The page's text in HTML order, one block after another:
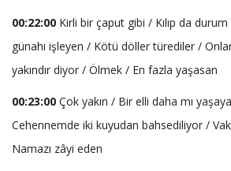
00:22:00 Kirli bir çaput gibi / Kılıp da
günahı işleyen / Kötü döller türediler /
yakındır diyor / Ölmek / En fazla yaşasan
00:23:00 Çok yakın / Bir elli daha mı
Cehennemde iki kuyudan bahsediliyor /
Namazı zâyi eden